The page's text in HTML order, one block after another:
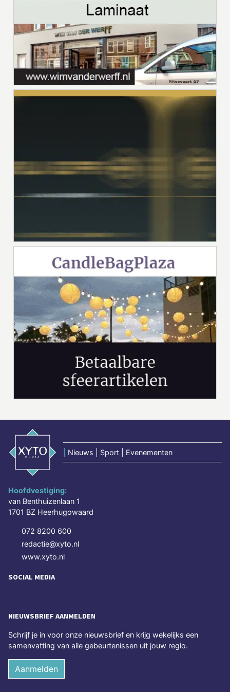
Nieuws | Sport | Evenementen
Hoofdvestiging:
van Benthuizenlaan 1
1701 BZ Heerhugowaard
072 8200 600
redactie@xyto.nl
www.xyto.nl
SOCIAL MEDIA
NIEUWSBRIEF AANMELDEN
Schrijf je in voor onze nieuwsbrief en krijg wekelijks een
samenvatting van alle gebeurtenissen uit jouw regio.
Aanmelden